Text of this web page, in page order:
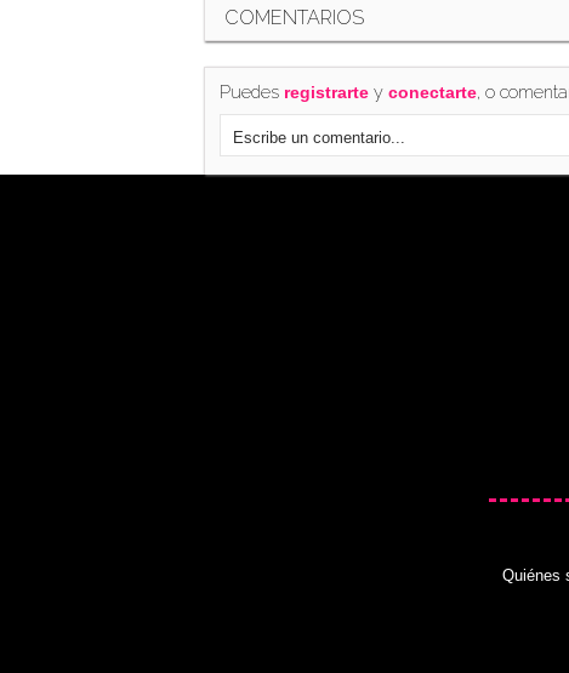
COMENTARIOS
Puedes registrartey conectarte, o
Quiénes